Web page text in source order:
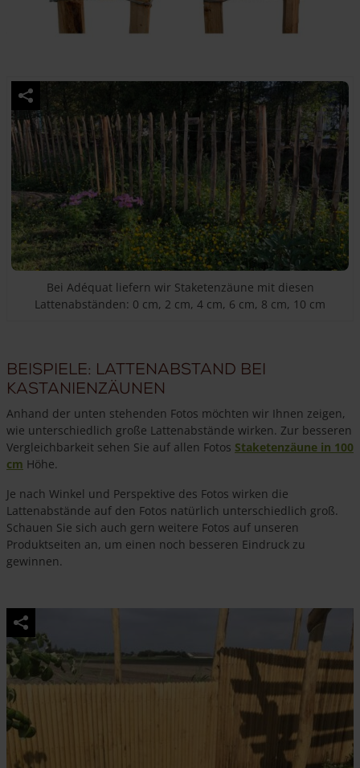
Bei Adéquat liefern wir Staketenzäune mit diesen
Lattenabständen: 0 cm, 2 cm, 4 cm, 6 cm, 8 cm, 10 cm
Beispiele: Lattenabstand bei
Kastanienzäunen
Anhand der unten stehenden Fotos möchten wir Ihnen zeigen,
wie unterschiedlich große Lattenabstände wirken. Zur besseren
Vergleichbarkeit sehen Sie auf allen Fotos Staketenzäune in 100
cm Höhe.
Je nach Winkel und Perspektive des Fotos wirken die
Lattenabstände auf den Fotos natürlich unterschiedlich groß.
Schauen Sie sich auch gern weitere Fotos auf unseren
Produktseiten an, um einen noch besseren Eindruck zu
gewinnen.